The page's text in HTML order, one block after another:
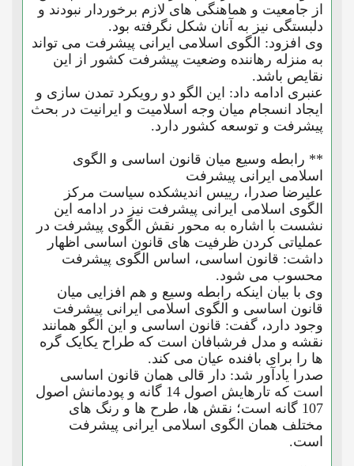
از جامعیت و هماهنگی های لازم برخوردار نبودند و
دلبستگی نیز به آنان شکل نگرفته بود.
وی افزود: الگوی اسلامی ایرانی پیشرفت می تواند
به منزله رهاننده وضعیت پیشرفت کشور از این
نقایص باشد.
عنبری ادامه داد: این الگو دو رویکرد تمدن سازی و
ایجاد انسجام میان وجه اسلامیت و ایرانیت در بحث
پیشرفت و توسعه کشور دارد.
** رابطه وسیع میان قانون اساسی و الگوی
اسلامی ایرانی پیشرفت
علیرضا صدرا، رییس اندیشکده سیاست مرکز
الگوی اسلامی ایرانی پیشرفت نیز در ادامه این
نشست با اشاره به محور نقش الگوی پیشرفت در
عملیاتی کردن ظرفیت های قانون اساسی اظهار
داشت: قانون اساسی، اساس الگوی پیشرفت
محسوب می شود.
وی با بیان اینکه رابطه وسیع و هم افزایی میان
قانون اساسی و الگوی اسلامی ایرانی پیشرفت
وجود دارد، گفت: قانون اساسی و این الگو همانند
نقشه و مدل فرشبافان است که طراح یکایک گره
ها را برای بافنده عیان می کند.
صدرا یادآور شد: دار قالی همان قانون اساسی
است که تارهایش اصول 14 گانه و پودمانش اصول
107 گانه است؛ نقش ها، طرح ها و رنگ های
مختلف همان الگوی اسلامی ایرانی پیشرفت
است.